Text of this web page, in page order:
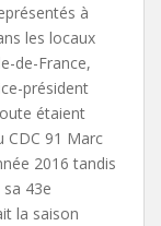
à
les locaux
de-France,
président
étaient
CDC 91 Marc
2016 tandis
43e
la saison